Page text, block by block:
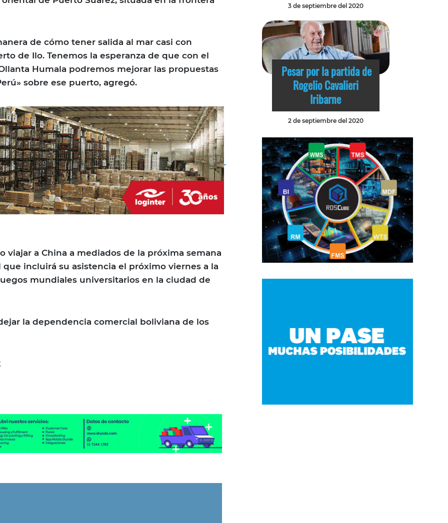
de cómo tener salida al mar casi con
de Ilo. Tenemos la esperanza de que con el
Humala podremos mejorar las propuestas
sobre ese puerto, agregó.
viajar a China a mediados de la próxima semana
incluirá su asistencia el próximo viernes a la
mundiales universitarios en la ciudad de
la dependencia comercial boliviana de los
3 de septiembre del 2020
Pesar por la partida de
Rogelio Cavalieri
Iribarne
2 de septiembre del 2020